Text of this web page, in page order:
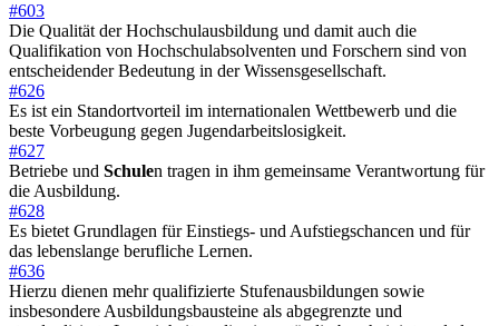
#603
Die Qualität der Hochschulausbildung und damit auch die
Qualifikation von Hochschulabsolventen und Forschern sind von
entscheidender Bedeutung in der Wissensgesellschaft.
#626
Es ist ein Standortvorteil im internationalen Wettbewerb und die
beste Vorbeugung gegen Jugendarbeitslosigkeit.
#627
Betriebe und Schulen tragen in ihm gemeinsame Verantwortung für
die Ausbildung.
#628
Es bietet Grundlagen für Einstiegs- und Aufstiegschancen und für
das lebenslange berufliche Lernen.
#636
Hierzu dienen mehr qualifizierte Stufenausbildungen sowie
insbesondere Ausbildungsbausteine als abgegrenzte und